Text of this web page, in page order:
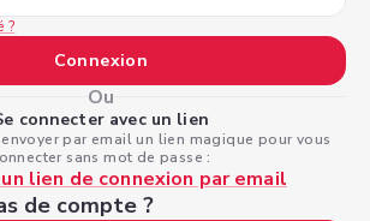
?
Connexion
Ou
connecter avec un lien
par email un lien magique pour vous
sans mot de passe :
lien de connexion par email
de compte ?